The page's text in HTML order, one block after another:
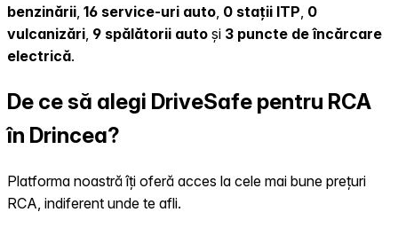
benzinării, 16 service-uri auto, 0 stații ITP, 0
vulcanizări, 9 spălătorii auto și 3 puncte de încărcare
electrică.
De ce să alegi DriveSafe pentru RCA
în Drincea?
Platforma noastră îți oferă acces la cele mai bune prețuri
RCA, indiferent unde te afli.